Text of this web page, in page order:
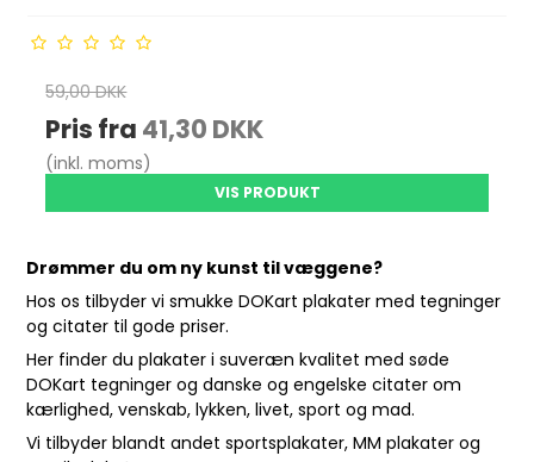
59,00 DKK
Pris fra 41,30 DKK
(inkl. moms)
VIS PRODUKT
Drømmer du om ny kunst til væggene?
Hos os tilbyder vi smukke DOKart plakater med tegninger
og citater til gode priser.
Her finder du plakater i suveræn kvalitet med søde
DOKart tegninger og danske og engelske citater om
kærlighed, venskab, lykken, livet, sport og mad.
Vi tilbyder blandt andet sportsplakater, MM plakater og